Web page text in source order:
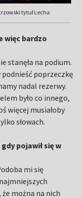
tytuł Lecha
więc bardzo
stanęła na podium.
poprzeczkę
nadal rezerwy.
było co innego,
więcej musiałoby
słowach.
pojawił się w
mi się
można na nich